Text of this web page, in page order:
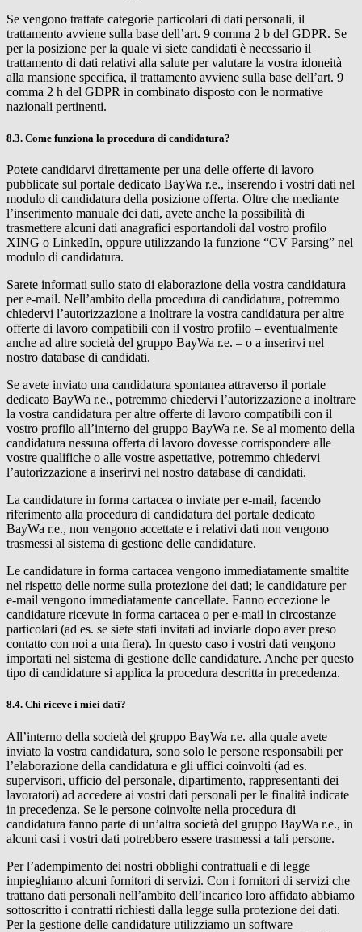
Se vengono trattate categorie particolari di dati personali, il
trattamento avviene sulla base dell’art. 9 comma 2 b del GDPR. Se
per la posizione per la quale vi siete candidati è necessario il
trattamento di dati relativi alla salute per valutare la vostra idoneità
alla mansione specifica, il trattamento avviene sulla base dell’art. 9
comma 2 h del GDPR in combinato disposto con le normative
nazionali pertinenti.
8.3. Come funziona la procedura di candidatura?
Potete candidarvi direttamente per una delle offerte di lavoro
pubblicate sul portale dedicato BayWa r.e., inserendo i vostri dati nel
modulo di candidatura della posizione offerta. Oltre che mediante
l’inserimento manuale dei dati, avete anche la possibilità di
trasmettere alcuni dati anagrafici esportandoli dal vostro profilo
XING o LinkedIn, oppure utilizzando la funzione “CV Parsing” nel
modulo di candidatura.
Sarete informati sullo stato di elaborazione della vostra candidatura
per e-mail. Nell’ambito della procedura di candidatura, potremmo
chiedervi l’autorizzazione a inoltrare la vostra candidatura per altre
offerte di lavoro compatibili con il vostro profilo – eventualmente
anche ad altre società del gruppo BayWa r.e. – o a inserirvi nel
nostro database di candidati.
Se avete inviato una candidatura spontanea attraverso il portale
dedicato BayWa r.e., potremmo chiedervi l’autorizzazione a inoltrare
la vostra candidatura per altre offerte di lavoro compatibili con il
vostro profilo all’interno del gruppo BayWa r.e. Se al momento della
candidatura nessuna offerta di lavoro dovesse corrispondere alle
vostre qualifiche o alle vostre aspettative, potremmo chiedervi
l’autorizzazione a inserirvi nel nostro database di candidati.
La candidature in forma cartacea o inviate per e-mail, facendo
riferimento alla procedura di candidatura del portale dedicato
BayWa r.e., non vengono accettate e i relativi dati non vengono
trasmessi al sistema di gestione delle candidature.
Le candidature in forma cartacea vengono immediatamente smaltite
nel rispetto delle norme sulla protezione dei dati; le candidature per
e-mail vengono immediatamente cancellate. Fanno eccezione le
candidature ricevute in forma cartacea o per e-mail in circostanze
particolari (ad es. se siete stati invitati ad inviarle dopo aver preso
contatto con noi a una fiera). In questo caso i vostri dati vengono
importati nel sistema di gestione delle candidature. Anche per questo
tipo di candidature si applica la procedura descritta in precedenza.
8.4. Chi riceve i miei dati?
All’interno della società del gruppo BayWa r.e. alla quale avete
inviato la vostra candidatura, sono solo le persone responsabili per
l’elaborazione della candidatura e gli uffici coinvolti (ad es.
supervisori, ufficio del personale, dipartimento, rappresentanti dei
lavoratori) ad accedere ai vostri dati personali per le finalità indicate
in precedenza. Se le persone coinvolte nella procedura di
candidatura fanno parte di un’altra società del gruppo BayWa r.e., in
alcuni casi i vostri dati potrebbero essere trasmessi a tali persone.
Per l’adempimento dei nostri obblighi contrattuali e di legge
impieghiamo alcuni fornitori di servizi. Con i fornitori di servizi che
trattano dati personali nell’ambito dell’incarico loro affidato abbiamo
sottoscritto i contratti richiesti dalla legge sulla protezione dei dati.
Per la gestione delle candidature utilizziamo un software